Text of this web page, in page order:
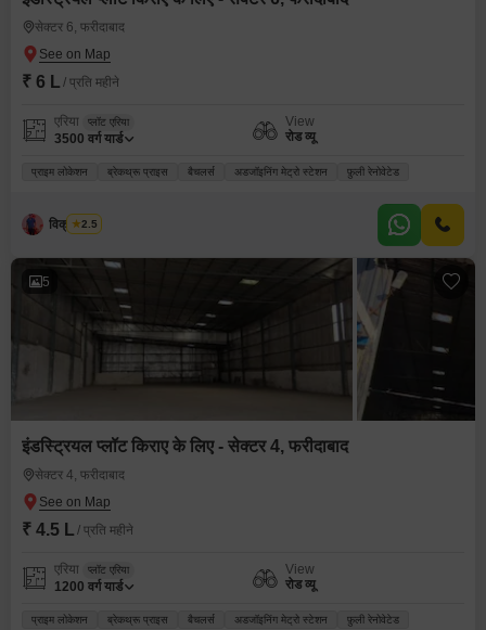
सेक्टर 6, फरीदाबाद
₹ 6 L / प्रति महीने
एरिया प्लॉट एरिया
3500 वर्ग यार्ड
View
रोड व्यू
प्राइम लोकेशन ब्रेकथ्रू प्राइस बैचलर्स अडजॉइनिंग मेट्रो स्टेशन फ़ुली रेनोवेटेड
विक्रम सिंह
2.5
5
इंडस्ट्रियल प्लॉट किराए के लिए - सेक्टर 4, फरीदाबाद
सेक्टर 4, फरीदाबाद
₹ 4.5 L / प्रति महीने
एरिया प्लॉट एरिया
1200 वर्ग यार्ड
View
रोड व्यू
प्राइम लोकेशन ब्रेकथ्रू प्राइस बैचलर्स अडजॉइनिंग मेट्रो स्टेशन फ़ुली रेनोवेटेड